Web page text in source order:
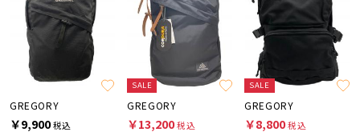
GREGORY
￥9,900税込
SALE
GREGORY
￥13,200税込
SALE
GREGORY
￥8,800税込